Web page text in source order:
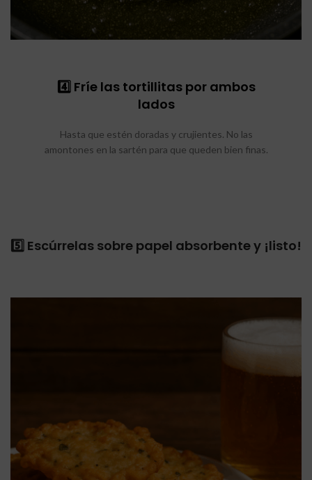
4️⃣ Fríe las tortillitas por ambos
lados
Hasta que estén doradas y crujientes. No las
amontones en la sartén para que queden bien finas.
5️⃣ Escúrrelas sobre papel absorbente y ¡listo!